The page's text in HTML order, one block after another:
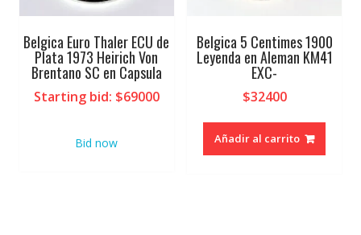
Belgica Euro Thaler ECU de
Plata 1973 Heirich Von
Brentano SC en Capsula
Starting bid: $69000
Bid now
Belgica 5 Centimes 1900
Leyenda en Aleman KM41
EXC-
$32400
Añadir al carrito